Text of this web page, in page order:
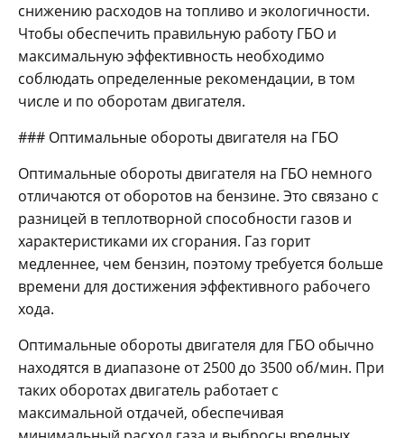
снижению расходов на топливо и экологичности.
Чтобы обеспечить правильную работу ГБО и
максимальную эффективность необходимо
соблюдать определенные рекомендации, в том
числе и по оборотам двигателя.
### Оптимальные обороты двигателя на ГБО
Оптимальные обороты двигателя на ГБО немного
отличаются от оборотов на бензине. Это связано с
разницей в теплотворной способности газов и
характеристиками их сгорания. Газ горит
медленнее, чем бензин, поэтому требуется больше
времени для достижения эффективного рабочего
хода.
Оптимальные обороты двигателя для ГБО обычно
находятся в диапазоне от 2500 до 3500 об/мин. При
таких оборотах двигатель работает с
максимальной отдачей, обеспечивая